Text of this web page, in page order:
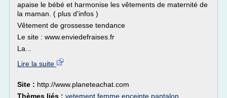
apaise le bébé et harmonise les vêtements de maternité de
la maman. ( plus d'infos )
Vêtement de grossesse tendance
Le site : www.enviedefraises.fr
La...
Lire la suite
Site : http://www.planeteachat.com
Thèmes liés : vetement femme enceinte pantalon